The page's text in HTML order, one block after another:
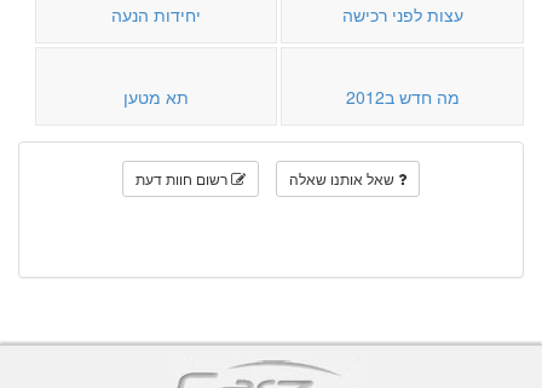
עצות לפני רכישה יחידות הנעה
מה חדש ב2012 תא מטען
שאל אותנו שאלה רשום חוות דעת